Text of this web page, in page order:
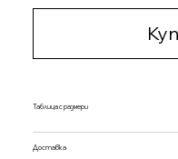
Таблица с размери
Доставка